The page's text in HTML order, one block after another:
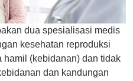
dua spesialisasi medis
kesehatan reproduksi
(kebidanan) dan tidak
dan kandungan